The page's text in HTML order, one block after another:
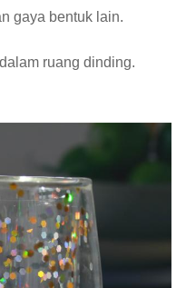
gaya bentuk lain.
ruang dinding.